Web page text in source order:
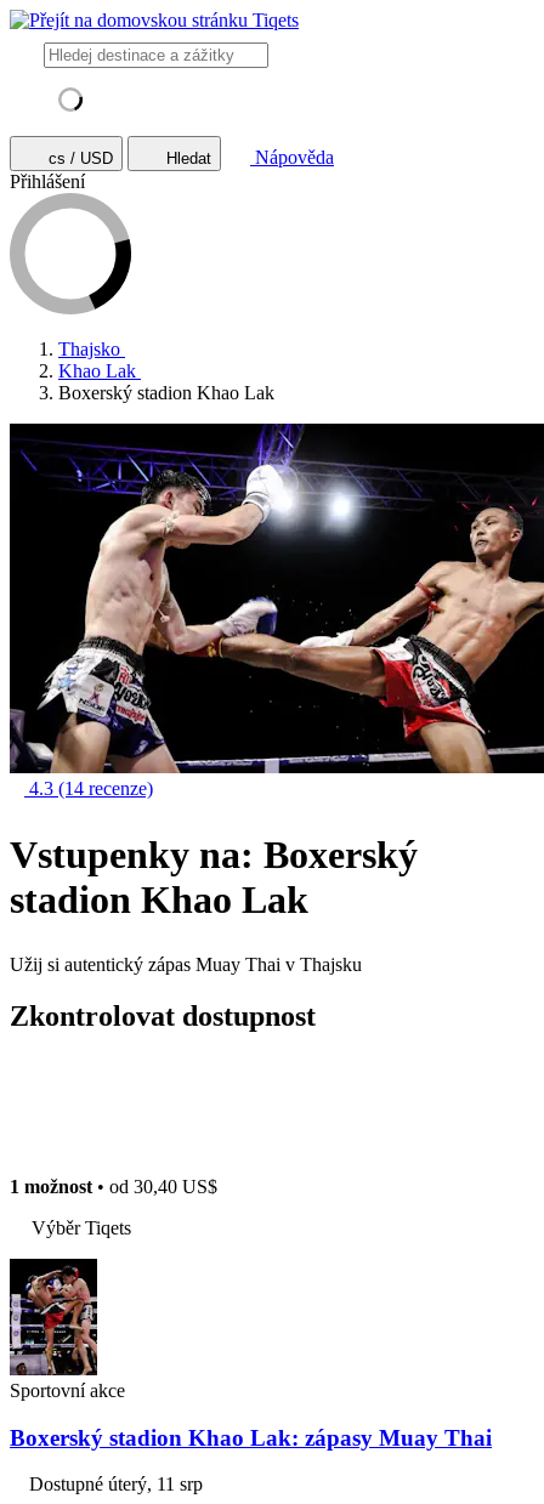
cs / USD Hledat
Nápověda
Přihlášení
Thajsko
Khao Lak
Boxerský stadion Khao Lak
4.3 (14 recenze)
Vstupenky na: Boxerský
stadion Khao Lak
Užij si autentický zápas Muay Thai v Thajsku
Zkontrolovat dostupnost
1 možnost • od 30,40 US$
Výběr Tiqets
Sportovní akce
Boxerský stadion Khao Lak: zápasy Muay Thai
Dostupné úterý, 11 srp